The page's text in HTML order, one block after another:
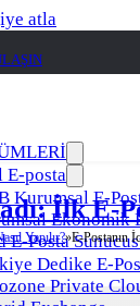
atla
E-posta
Kurumsal E-
Ekonomik
E-Posta
Dedike E-
Private
İlk E-
Yapılır? E-Postanın